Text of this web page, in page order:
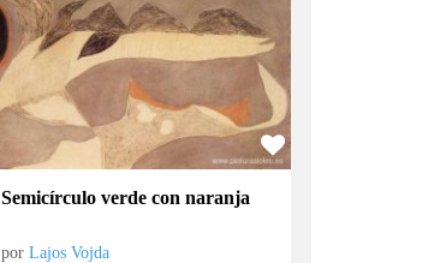
Semicírculo verde con naranja
porLajos Vojda